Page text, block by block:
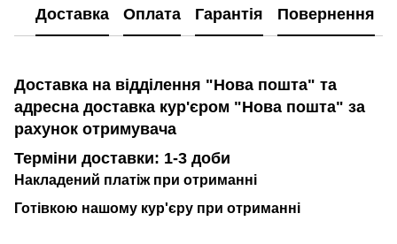
Доставка Оплата Гарантія Повернення
Доставка на відділення "Нова пошта" та
адресна доставка кур'єром "Нова пошта" за
рахунок отримувача
Терміни доставки: 1-3 доби
Накладений платіж при отриманні
Готівкою нашому кур'єру при отриманні